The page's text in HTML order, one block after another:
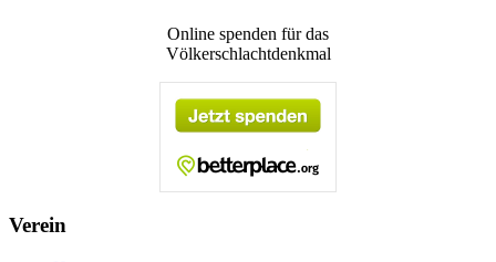
Online spenden für das
Völkerschlachtdenkmal
Verein